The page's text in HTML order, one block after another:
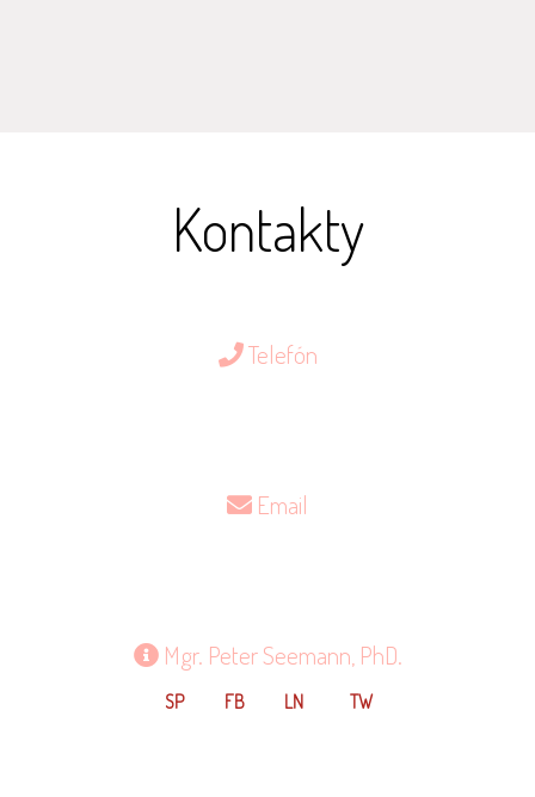
Kontakty
Telefón
Email
Mgr. Peter Seemann, PhD.
SP FB LN TW